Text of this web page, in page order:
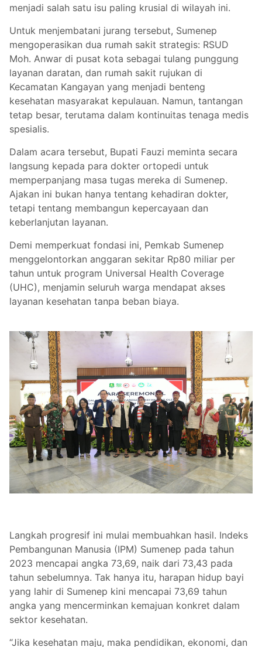
menjadi salah satu isu paling krusial di wilayah ini.
Untuk menjembatani jurang tersebut, Sumenep
mengoperasikan dua rumah sakit strategis: RSUD
Moh. Anwar di pusat kota sebagai tulang punggung
layanan daratan, dan rumah sakit rujukan di
Kecamatan Kangayan yang menjadi benteng
kesehatan masyarakat kepulauan. Namun, tantangan
tetap besar, terutama dalam kontinuitas tenaga medis
spesialis.
Dalam acara tersebut, Bupati Fauzi meminta secara
langsung kepada para dokter ortopedi untuk
memperpanjang masa tugas mereka di Sumenep.
Ajakan ini bukan hanya tentang kehadiran dokter,
tetapi tentang membangun kepercayaan dan
keberlanjutan layanan.
Demi memperkuat fondasi ini, Pemkab Sumenep
menggelontorkan anggaran sekitar Rp80 miliar per
tahun untuk program Universal Health Coverage
(UHC), menjamin seluruh warga mendapat akses
layanan kesehatan tanpa beban biaya.
Langkah progresif ini mulai membuahkan hasil. Indeks
Pembangunan Manusia (IPM) Sumenep pada tahun
2023 mencapai angka 73,69, naik dari 73,43 pada
tahun sebelumnya. Tak hanya itu, harapan hidup bayi
yang lahir di Sumenep kini mencapai 73,69 tahun
angka yang mencerminkan kemajuan konkret dalam
sektor kesehatan.
“Jika kesehatan maju, maka pendidikan, ekonomi, dan